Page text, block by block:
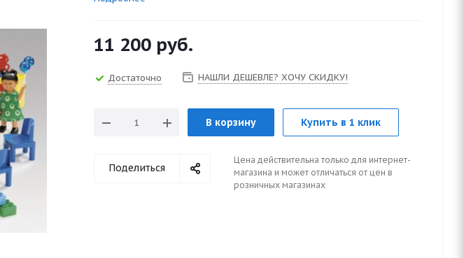
11 200 руб.
Достаточно НАШЛИ ДЕШЕВЛЕ? ХОЧУ СКИДКУ!
В корзину Купить в 1 клик
Поделиться
Цена действительна только для интернет-
магазина и может отличаться от цен в
розничных магазинах